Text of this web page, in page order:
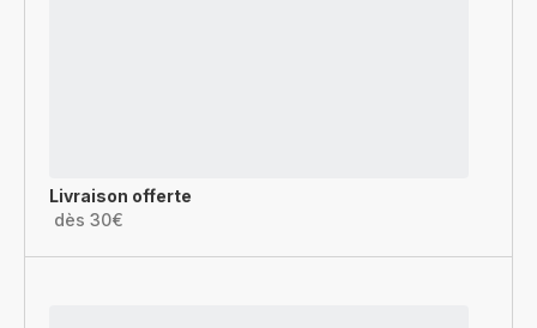
Livraison offerte
dès 30€